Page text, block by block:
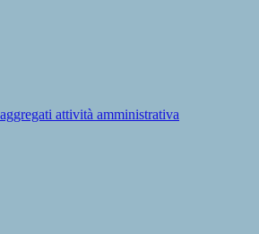
attività amministrativa